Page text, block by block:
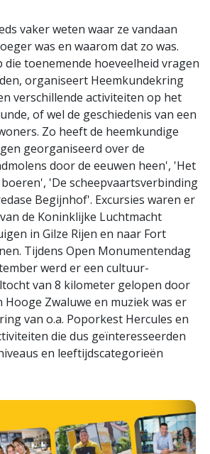
vaker weten waar ze vandaan
was en waarom dat zo was.
die toenemende hoeveelheid vragen
organiseert Heemkundekring
verschillende activiteiten op het
of wel de geschiedenis van een
Zo heeft de heemkundige
georganiseerd over de
door de eeuwen heen', 'Het
'De scheepvaartsverbinding
Begijnhof'. Excursies waren er
de Koninklijke Luchtmacht
in Gilze Rijen en naar Fort
Tijdens Open Monumentendag
werd er een cultuur-
van 8 kilometer gelopen door
Hooge Zwaluwe en muziek was er
van o.a. Poporkest Hercules en
die dus geïnteresseerden
en leeftijdscategorieën